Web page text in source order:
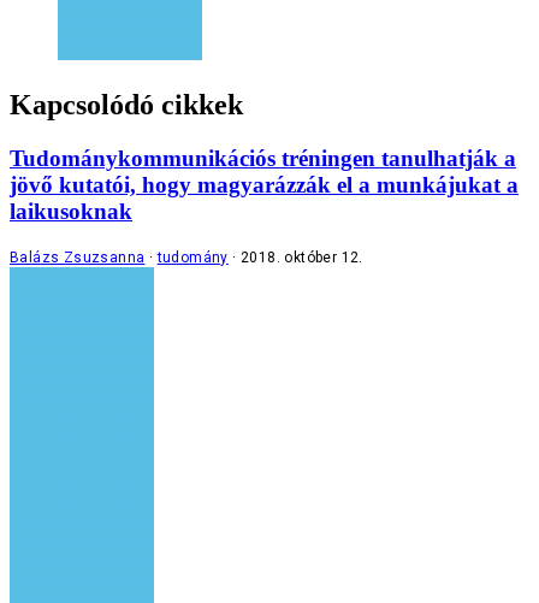
Kapcsolódó cikkek
Tudománykommunikációs tréningen tanulhatják a
jövő kutatói, hogy magyarázzák el a munkájukat a
laikusoknak
Balázs Zsuzsanna tudomány 2018. október 12.